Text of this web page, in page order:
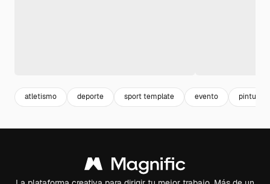
atletismo deporte sport template evento pintura